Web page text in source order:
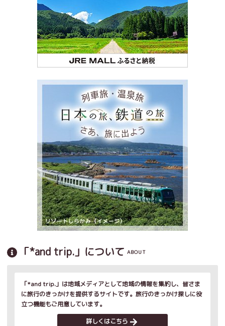
「*and trip.」について ABOUT
「*and trip.」は地域メディアとして地域の情報を集約し、皆さま
に旅行のきっかけを提供するサイトです。旅行のきっかけ探しに役
立つ機能もご用意しています。
詳しくはこちら